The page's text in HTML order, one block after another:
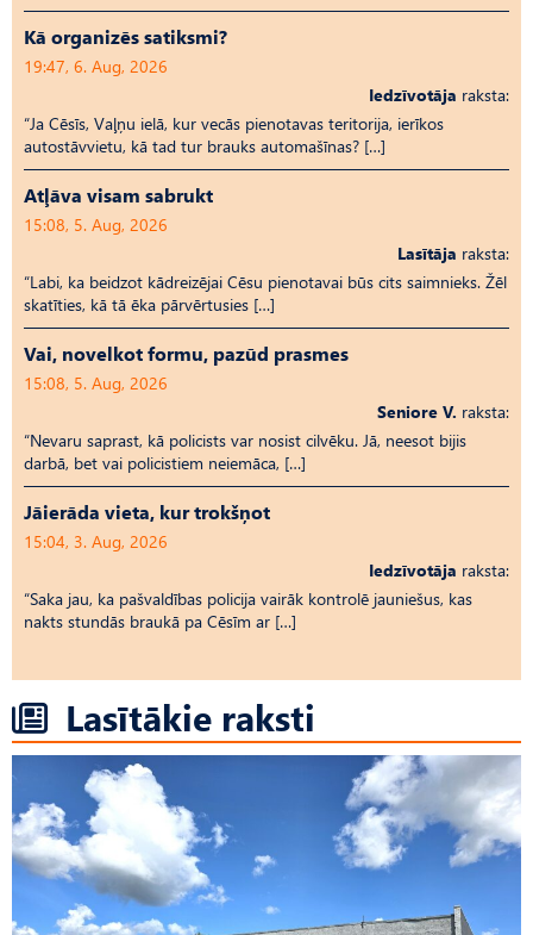
Kā organizēs satiksmi?
19:47, 6. Aug, 2026
Iedzīvotāja raksta:
“Ja Cēsīs, Vaļņu ielā, kur vecās pienotavas teritorija, ierīkos
autostāvvietu, kā tad tur brauks automašīnas? […]
Atļāva visam sabrukt
15:08, 5. Aug, 2026
Lasītāja raksta:
“Labi, ka beidzot kādreizējai Cēsu pienotavai būs cits saimnieks. Žēl
skatīties, kā tā ēka pārvērtusies […]
Vai, novelkot formu, pazūd prasmes
15:08, 5. Aug, 2026
Seniore V. raksta:
“Nevaru saprast, kā policists var nosist cilvēku. Jā, neesot bijis
darbā, bet vai policistiem neiemāca, […]
Jāierāda vieta, kur trokšņot
15:04, 3. Aug, 2026
Iedzīvotāja raksta:
“Saka jau, ka pašvaldības policija vairāk kontrolē jauniešus, kas
nakts stundās braukā pa Cēsīm ar […]
Lasītākie raksti